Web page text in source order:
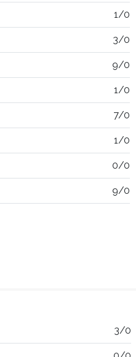
1/0
3/0
9/0
1/0
7/0
1/0
0/0
9/0
3/0